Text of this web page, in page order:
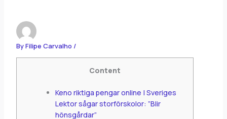
ByFilipe Carvalho /
Content
Keno riktiga pengar online | Sveriges
Lektor sågar storförskolor: ”Blir
hönsgårdar”